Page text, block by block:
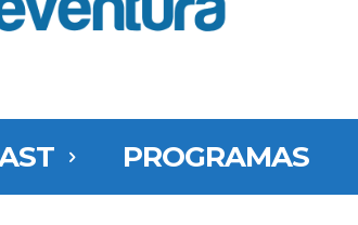
PROGRAMAS